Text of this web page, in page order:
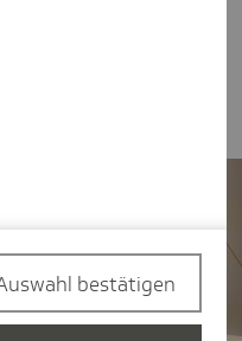
Lauterbach
Pläne.
bestätigen